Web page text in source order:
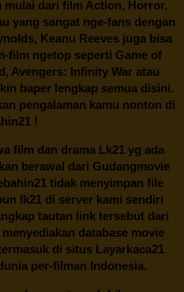
mulai dari film Action, Horror,
yang sangat nge-fans dengan
Keanu Reeves juga bisa
film ngetop seperti Game of
Avengers: Infinity War atau
baper lengkap semua disini.
pengalaman kamu nonton di
!
film dan dramaLk21yg ada
berawal dari Gudangmovie
tidak menyimpan file
lk21 di server kami sendiri
tautan link tersebut dari
database movie
di situs Layarkaca21
per-filman Indonesia.